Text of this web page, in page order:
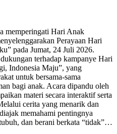
memperingati Hari Anak
Perayaan Hari
pada Jumat, 24 Juli 2026.
terhadap kampanye Hari
Indonesia Maju”, yang
untuk bersama-sama
bagi anak. Acara dipandu oleh
materi secara interaktif serta
cerita yang menarik dan
memahami pentingnya
dan berani berkata “tidak”…